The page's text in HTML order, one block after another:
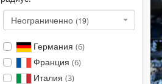
Неограниченно (19)
Германия (6)
Франция (6)
Италия (3)